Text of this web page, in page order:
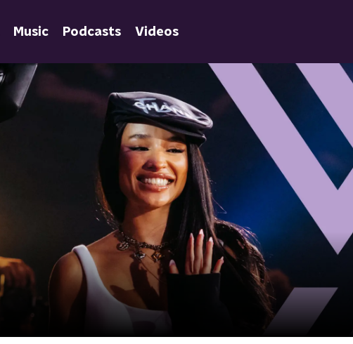
Music Podcasts Videos